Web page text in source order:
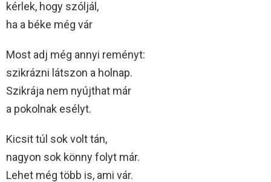
kérlek, hogy szóljál,
ha a béke még vár
Most adj még annyi reményt:
szikrázni látszon a holnap.
Szikrája nem nyújthat már
a pokolnak esélyt.
Kicsit túl sok volt tán,
nagyon sok könny folyt már.
Lehet még több is, ami vár.